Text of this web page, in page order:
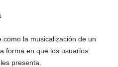
como la musicalización de un
forma en que los usuarios
presenta.